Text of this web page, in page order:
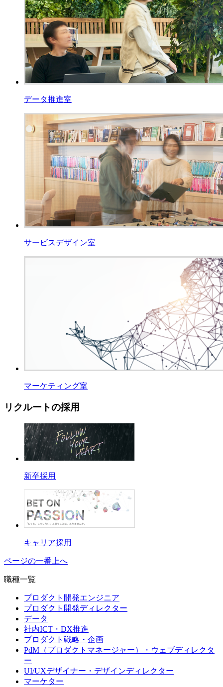
データ推進室
サービスデザイン室
マーケティング室
リクルートの採用
新卒採用
キャリア採用
ページの一番上へ
職種一覧
プロダクト開発エンジニア
プロダクト開発ディレクター
データ
社内ICT・DX推進
プロダクト戦略・企画
PdM（プロダクトマネージャー）・ウェブディレクタ
ー
UI/UXデザイナー・デザインディレクター
マーケター